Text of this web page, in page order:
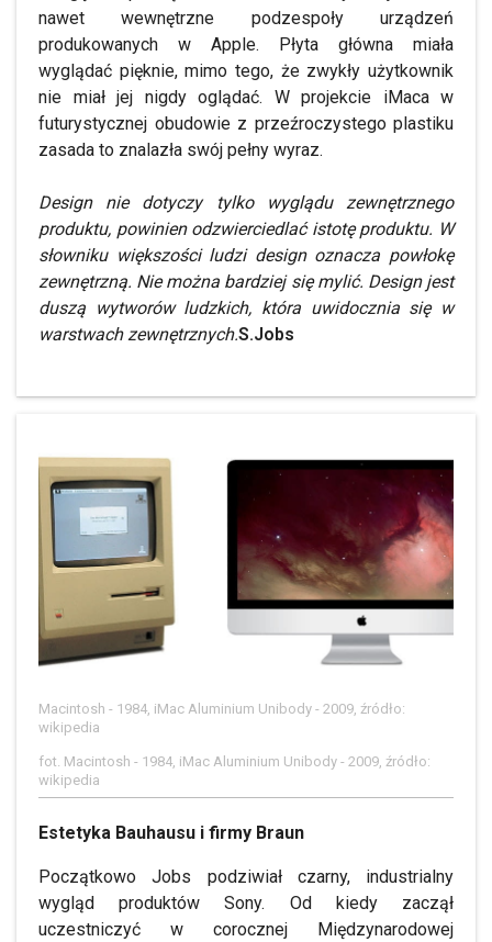
nawet wewnętrzne podzespoły urządzeń
produkowanych w Apple. Płyta główna miała
wyglądać pięknie, mimo tego, że zwykły użytkownik
nie miał jej nigdy oglądać. W projekcie iMaca w
futurystycznej obudowie z przeźroczystego plastiku
zasada to znalazła swój pełny wyraz.
Design nie dotyczy tylko wyglądu zewnętrznego
produktu, powinien odzwierciedlać istotę produktu. W
słowniku większości ludzi design oznacza powłokę
zewnętrzną. Nie można bardziej się mylić. Design jest
duszą wytworów ludzkich, która uwidocznia się w
warstwach zewnętrznych.S.Jobs
Macintosh - 1984, iMac Aluminium Unibody - 2009, źródło:
wikipedia
fot. Macintosh - 1984, iMac Aluminium Unibody - 2009, źródło:
wikipedia
Estetyka Bauhausu i firmy Braun
Początkowo Jobs podziwiał czarny, industrialny
wygląd produktów Sony. Od kiedy zaczął
uczestniczyć w corocznej Międzynarodowej